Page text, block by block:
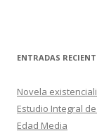
ENTRADAS
Novela
Estudio Integral
Edad Media